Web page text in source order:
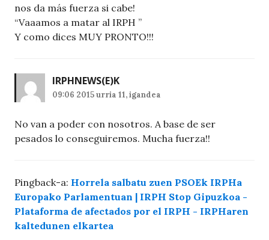
nos da más fuerza si cabe!
“Vaaamos a matar al IRPH ”
Y como dices MUY PRONTO!!!
IRPHNEWS(E)K
09:06 2015 urria 11, igandea
No van a poder con nosotros. A base de ser
pesados lo conseguiremos. Mucha fuerza!!
Pingback-a: Horrela salbatu zuen PSOEk IRPHa
Europako Parlamentuan | IRPH Stop Gipuzkoa -
Plataforma de afectados por el IRPH - IRPHaren
kaltedunen elkartea